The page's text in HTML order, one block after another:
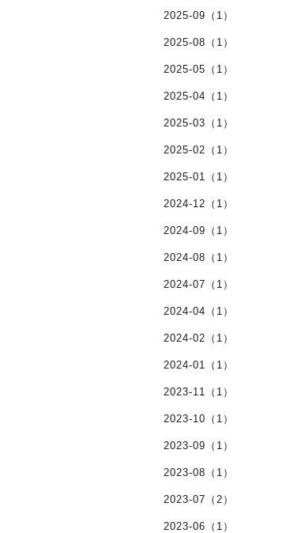
2025-09（1）
2025-08（1）
2025-05（1）
2025-04（1）
2025-03（1）
2025-02（1）
2025-01（1）
2024-12（1）
2024-09（1）
2024-08（1）
2024-07（1）
2024-04（1）
2024-02（1）
2024-01（1）
2023-11（1）
2023-10（1）
2023-09（1）
2023-08（1）
2023-07（2）
2023-06（1）